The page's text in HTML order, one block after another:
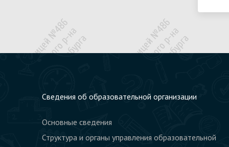
образовательные
услуги
деятельность
порядке
оказания
Сведения об образовательной организации
Основные сведения
Структура и органы управления образовательной